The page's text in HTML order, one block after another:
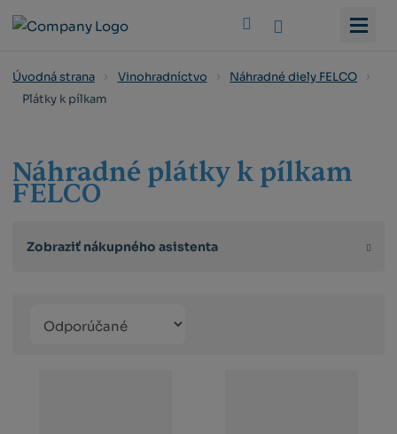
Úvodná strana Vinohradníctvo
Náhradné diely FELCO
Plátky k pílkam
Náhradné plátky k pílkam
FELCO
Zobraziť nákupného asistenta
produktů